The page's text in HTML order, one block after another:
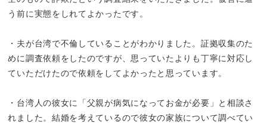
う前に実態をしれてよかったです。
・夫が台湾で不倫していることがわかりました。証拠収集のた
めに調査依頼をしたのですが、思っていたよりも丁寧に対応し
ていただけたので依頼をしてよかったと思っています。
・台湾人の彼女に「父親が病気になってお金が必要」と相談さ
れました。結婚を考えているので彼女の家族について調べてい